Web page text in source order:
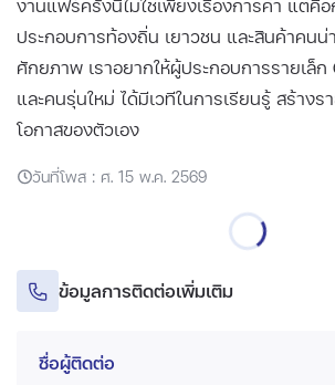
งานแฟร์ครั้งนี้ไม่ใช่เพียงเรื่องการค้า แต่คือ
ประกอบการท้องถิ่น เยาวชน และสินค้าคน
ศักยภาพ เราอยากให้ผู้ประกอบการรายเล็ก
และคนรุ่นใหม่ ได้มีเวทีในการเรียนรู้ สร้างร
โอกาสของตัวเอง
วันที่โพส : ศ. 15 พ.ค. 2569
ข้อมูลการติดต่อเพิ่มเติม
ชื่อผู้ติดต่อ